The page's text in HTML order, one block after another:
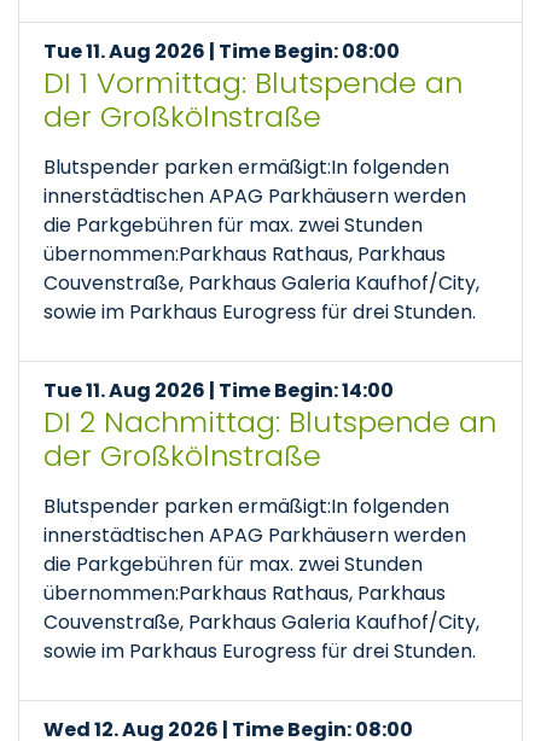
Tue 11. Aug 2026 | Time Begin: 08:00
DI 1 Vormittag: Blutspende an
der Großkölnstraße
Blutspender parken ermäßigt:In folgenden
innerstädtischen APAG Parkhäusern werden
die Parkgebühren für max. zwei Stunden
übernommen:Parkhaus Rathaus, Parkhaus
Couvenstraße, Parkhaus Galeria Kaufhof/City,
sowie im Parkhaus Eurogress für drei Stunden.
Tue 11. Aug 2026 | Time Begin: 14:00
DI 2 Nachmittag: Blutspende an
der Großkölnstraße
Blutspender parken ermäßigt:In folgenden
innerstädtischen APAG Parkhäusern werden
die Parkgebühren für max. zwei Stunden
übernommen:Parkhaus Rathaus, Parkhaus
Couvenstraße, Parkhaus Galeria Kaufhof/City,
sowie im Parkhaus Eurogress für drei Stunden.
Wed 12. Aug 2026 | Time Begin: 08:00